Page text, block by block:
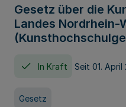
Gesetz über die
Landes Nordrhein-
In Kraft Seit 01. April
Gesetz